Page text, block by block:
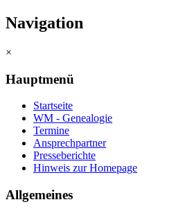
Navigation
×
Hauptmenü
Startseite
WM - Genealogie
Termine
Ansprechpartner
Presseberichte
Hinweis zur Homepage
Allgemeines